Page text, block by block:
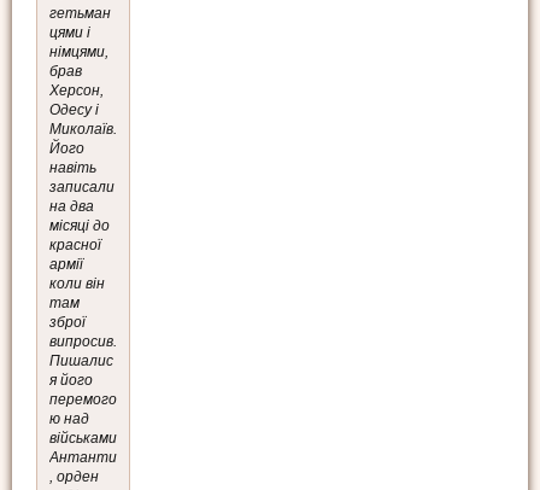
гетьман
цями і
німцями,
брав
Херсон,
Одесу і
Миколаїв.
Його
навіть
записали
на два
місяці до
красної
армії
коли він
там
зброї
випросив.
Пишалис
я його
перемого
ю над
військами
Антанти
, орден